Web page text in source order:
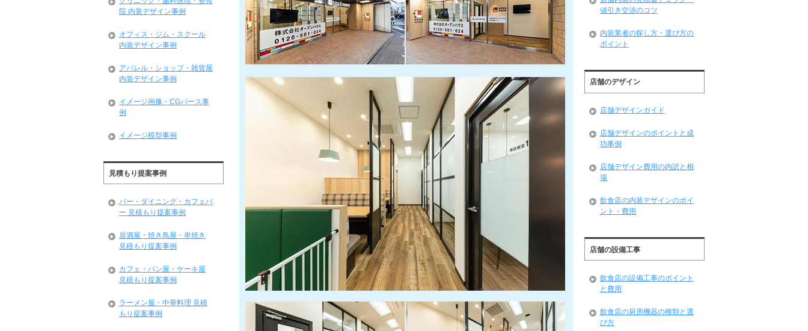
院 内装デザイン事例
オフィス・ジム・スクール
内装デザイン事例
アパレル・ショップ・雑貨屋
内装デザイン事例
イメージ画像・CGパース事
例
イメージ模型事例
見積もり提案事例
バー・ダイニング・カフェバ
ー 見積もり提案事例
居酒屋・焼き鳥屋・串焼き
見積もり提案事例
カフェ・パン屋・ケーキ屋
見積もり提案事例
ラーメン屋・中華料理 見積
もり提案事例
値引き交渉のコツ
内装業者の探し方・選び方の
ポイント
店舗のデザイン
店舗デザインガイド
店舗デザインのポイントと成
功事例
店舗デザイン費用の内訳と相
場
飲食店の内装デザインのポイ
ント・費用
店舗の設備工事
飲食店の設備工事のポイント
と費用
飲食店の厨房機器の種類と選
び方